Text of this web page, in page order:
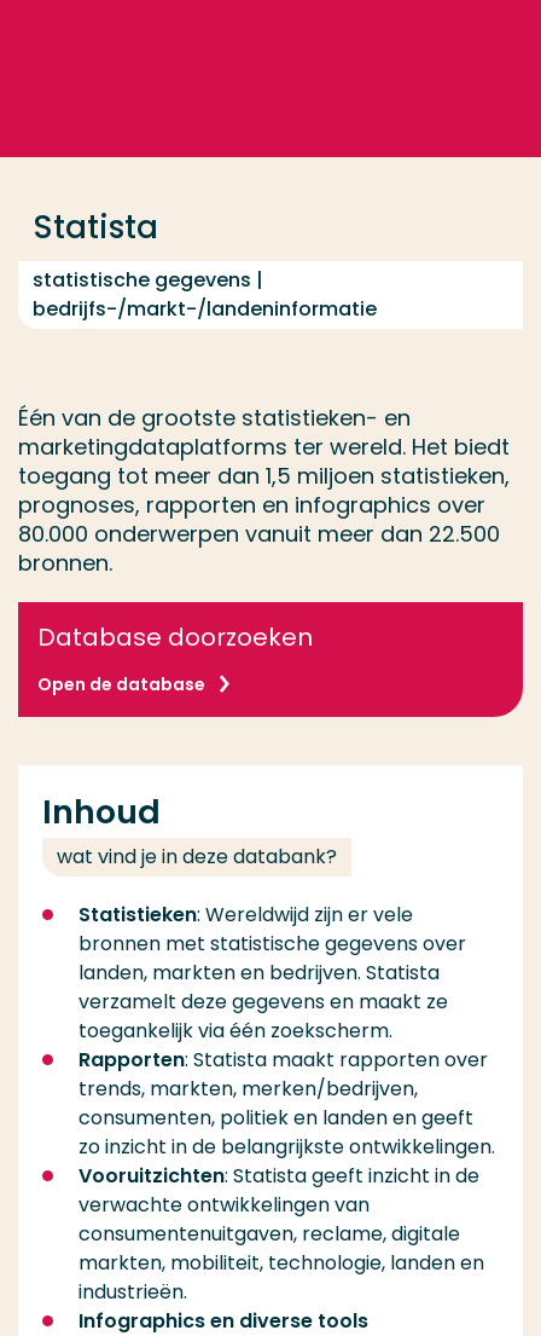
Statista
statistische gegevens |
bedrijfs-/markt-/landeninformatie
Één van de grootste statistieken- en
marketingdataplatforms ter wereld. Het biedt
toegang tot meer dan 1,5 miljoen statistieken,
prognoses, rapporten en infographics over
80.000 onderwerpen vanuit meer dan 22.500
bronnen.
Database doorzoeken
Open de database
Inhoud
wat vind je in deze databank?
Statistieken: Wereldwijd zijn er vele
bronnen met statistische gegevens over
landen, markten en bedrijven. Statista
verzamelt deze gegevens en maakt ze
toegankelijk via één zoekscherm.
Rapporten: Statista maakt rapporten over
trends, markten, merken/bedrijven,
consumenten, politiek en landen en geeft
zo inzicht in de belangrijkste ontwikkelingen.
Vooruitzichten: Statista geeft inzicht in de
verwachte ontwikkelingen van
consumentenuitgaven, reclame, digitale
markten, mobiliteit, technologie, landen en
industrieën.
Infographics en diverse tools
Opleiding
Contact